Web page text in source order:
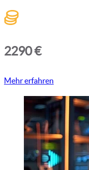
2290 €
Mehr erfahren